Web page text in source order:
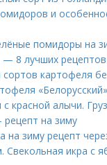
и
помидоры на
8 лучших рецептов
сортов картофеля
«Белорусский»
красной алычи.
рецепт на зиму
на зиму рецепт
Свекольная икра с